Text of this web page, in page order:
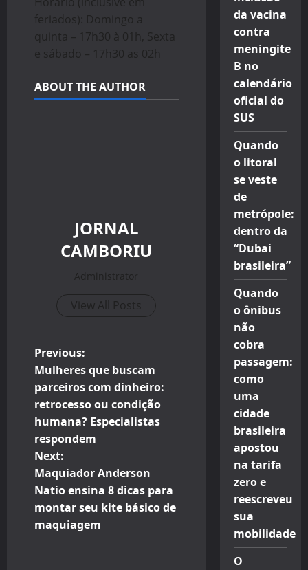
feriados): Domingo a
quinta – 17h30 à 01h, Sexta
e sábado – 17h30 as 02h
ABOUT THE AUTHOR
JORNAL
CAMBORIU
Administrator
View All Posts
P
o
s
t
n
a
v
Previous:
Mulheres que buscam
parceiros com dinheiro:
retrocesso ou condição
humana? Especialistas
respondem
Next:
Maquiador Anderson
Natio ensina 8 dicas para
montar seu kite básico de
maquiagem
da vacina
contra
meningite
B no
calendário
oficial do
SUS
Quando
o litoral
se veste
de
metrópole:
dentro da
“Dubai
brasileira”
Quando
o ônibus
não
cobra
passagem:
como
uma
cidade
brasileira
apostou
na tarifa
zero e
reescreveu
sua
mobilidade
O